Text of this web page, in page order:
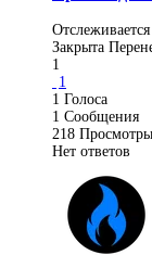
Отслеживается
Закрыта
1
1
1 Голоса
1 Сообщения
218 Просмотры
Нет ответов